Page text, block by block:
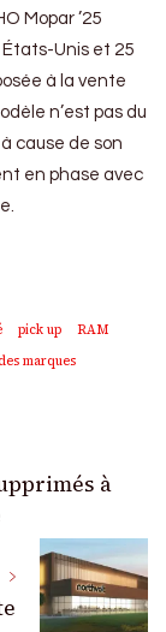
Mopar ’25
Unis et 25
à la vente
n’est pas du
cause de son
en phase avec
pick up
RAM
marques
à